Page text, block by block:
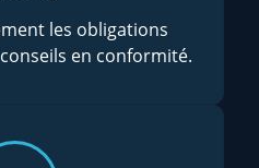
les obligations
en conformité.